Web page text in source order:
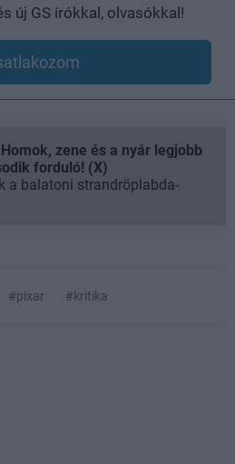
új GS írókkal, olvasókkal!
zene és a nyár legjobb
forduló! (X)
a balatoni strandröplabda-
#pixar #kritika